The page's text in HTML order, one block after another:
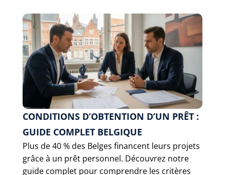
CONDITIONS D’OBTENTION D’UN PRÊT :
GUIDE COMPLET BELGIQUE
Plus de 40 % des Belges financent leurs projets
grâce à un prêt personnel. Découvrez notre
guide complet pour comprendre les critères